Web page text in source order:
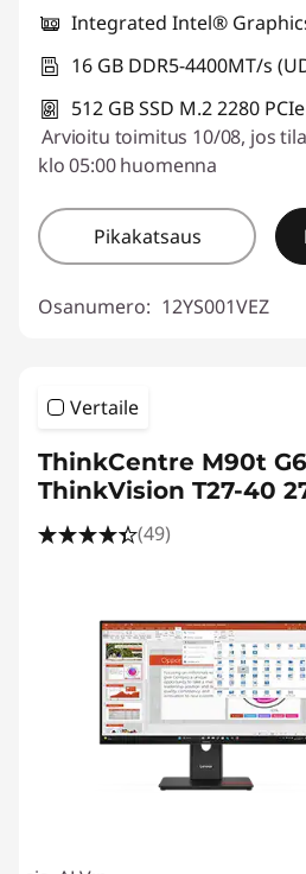
Integrated Intel®
16 GB DDR5-4400MT/s
512 GB SSD M.2 2280
Arvioitu toimitus 10/08, jos
klo 05:00 huomenna
Pikakatsaus
Osanumero: 12YS001VEZ
Vertaile
ThinkCentre M90t G6
ThinkVision T27-40
(49)